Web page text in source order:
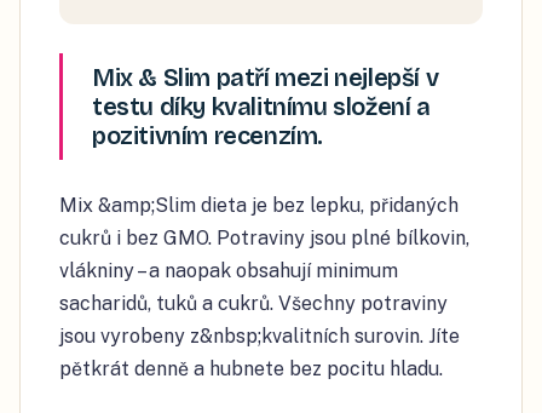
Mix & Slim patří mezi nejlepší v
testu díky kvalitnímu složení a
pozitivním recenzím.
Mix &amp;Slim dieta je bez lepku, přidaných
cukrů i bez GMO. Potraviny jsou plné bílkovin,
vlákniny – a naopak obsahují minimum
sacharidů, tuků a cukrů. Všechny potraviny
jsou vyrobeny z&nbsp;kvalitních surovin. Jíte
pětkrát denně a hubnete bez pocitu hladu.